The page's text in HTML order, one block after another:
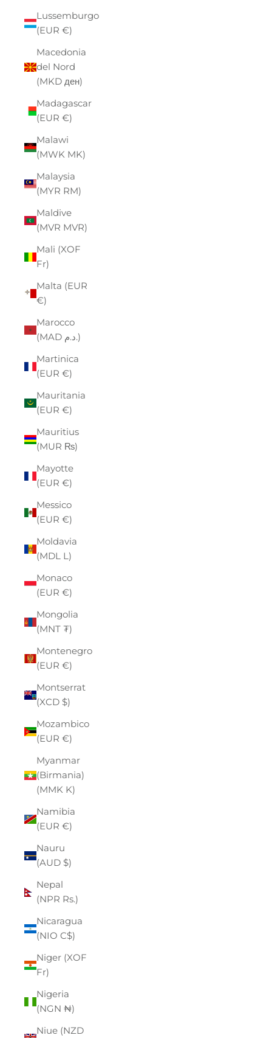
Lussemburgo
(EUR €)
Macedonia
del Nord
(MKD ден)
Madagascar
(EUR €)
Malawi
(MWK MK)
Malaysia
(MYR RM)
Maldive
(MVR MVR)
Mali (XOF
Fr)
Malta (EUR
€)
Marocco
(MAD د.م.)
Martinica
(EUR €)
Mauritania
(EUR €)
Mauritius
(MUR ₨)
Mayotte
(EUR €)
Messico
(EUR €)
Moldavia
(MDL L)
Monaco
(EUR €)
Mongolia
(MNT ₮)
Montenegro
(EUR €)
Montserrat
(XCD $)
Mozambico
(EUR €)
Myanmar
(Birmania)
(MMK K)
Namibia
(EUR €)
Nauru
(AUD $)
Nepal
(NPR Rs.)
Nicaragua
(NIO C$)
Niger (XOF
Fr)
Nigeria
(NGN ₦)
Niue (NZD